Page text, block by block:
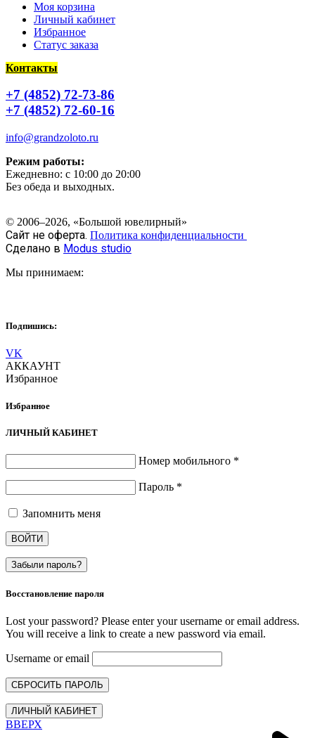
Моя корзина
Личный кабинет
Избранное
Статус заказа
Контакты
+7 (4852) 72-73-86
+7 (4852) 72-60-16
info@grandzoloto.ru
Режим работы:
Ежедневно: с 10:00 до 20:00
Без обеда и выходных.
© 2006–2026, «Большой ювелирный»
Сайт не оферта. Политика конфиденциальности
Сделано в Modus studio
Мы принимаем:
Подпишись:
VK
АККАУНТ
Избранное
Избранное
ЛИЧНЫЙ КАБИНЕТ
Номер мобильного *
Пароль *
Запомнить меня
ВОЙТИ
Забыли пароль?
Восстановление пароля
Lost your password? Please enter your username or email address.
You will receive a link to create a new password via email.
Username or email
СБРОСИТЬ ПАРОЛЬ
ЛИЧНЫЙ КАБИНЕТ
ВВЕРХ